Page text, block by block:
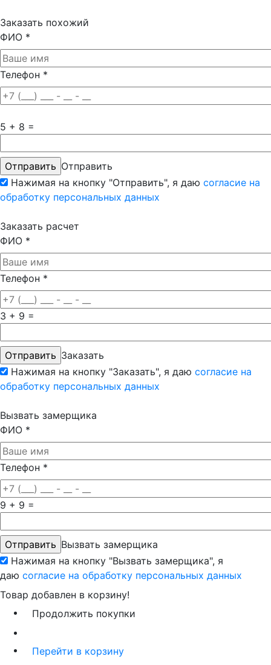
Заказать похожий
ФИО *
Телефон *
5 + 8 =
Отправить
Нажимая на кнопку "Отправить", я даю согласие на
обработку персональных данных
Заказать расчет
ФИО *
Телефон *
3 + 9 =
Заказать
Нажимая на кнопку "Заказать", я даю согласие на
обработку персональных данных
Вызвать замерщика
ФИО *
Телефон *
9 + 9 =
Вызвать замерщика
Нажимая на кнопку "Вызвать замерщика", я
даю согласие на обработку персональных данных
Товар добавлен в корзину!
Продолжить покупки
Перейти в корзину